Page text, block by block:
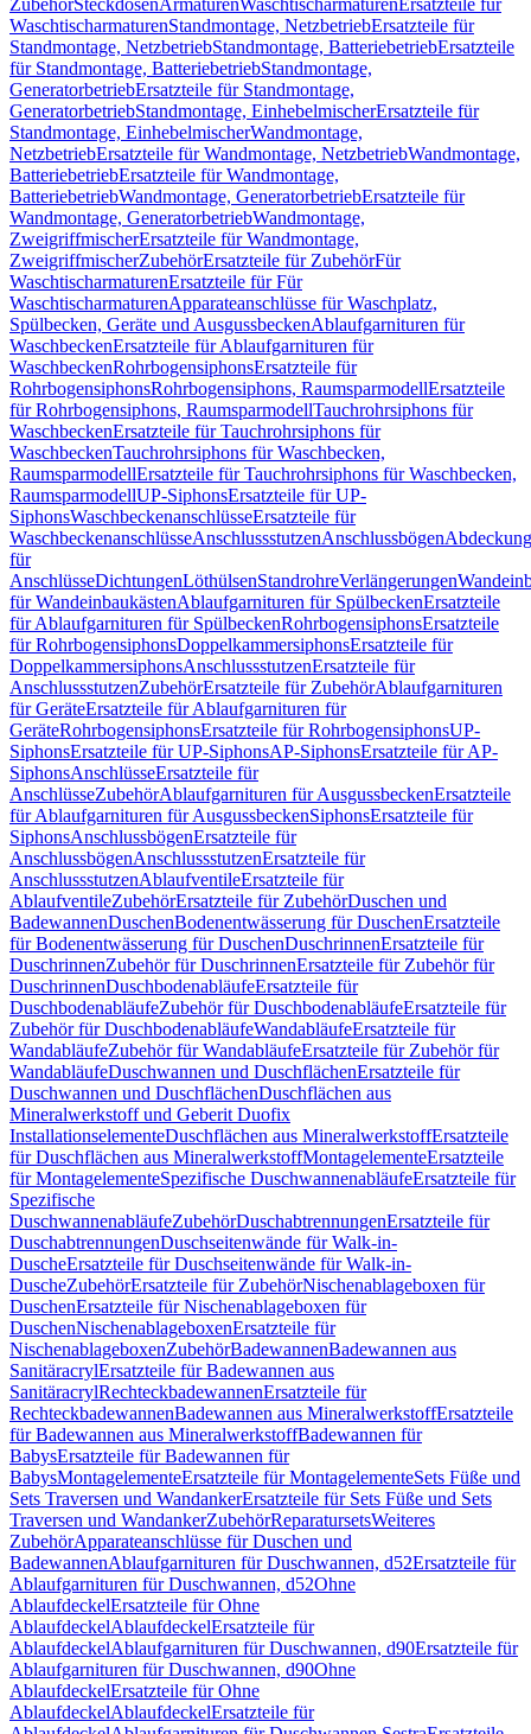
ZubehörSteckdosenArmaturenWaschtischarmaturen Ersatzteile für
WaschtischarmaturenStandmontage, NetzbetriebErsatzteile für
Standmontage, NetzbetriebStandmontage, BatteriebetriebErsatzteile
für Standmontage, BatteriebetriebStandmontage,
GeneratorbetriebErsatzteile für Standmontage,
GeneratorbetriebStandmontage, EinhebelmischerErsatzteile für
Standmontage, EinhebelmischerWandmontage,
NetzbetriebErsatzteile für Wandmontage, NetzbetriebWandmontage,
BatteriebetriebErsatzteile für Wandmontage,
BatteriebetriebWandmontage, GeneratorbetriebErsatzteile für
Wandmontage, GeneratorbetriebWandmontage,
ZweigriffmischerErsatzteile für Wandmontage,
ZweigriffmischerZubehörErsatzteile für ZubehörFür
WaschtischarmaturenErsatzteile für Für
WaschtischarmaturenApparateanschlüsse für Waschplatz,
Spülbecken, Geräte und AusgussbeckenAblaufgarnituren für
WaschbeckenErsatzteile für Ablaufgarnituren für
WaschbeckenRohrbogensiphonsErsatzteile für
RohrbogensiphonsRohrbogensiphons, RaumsparmodellErsatzteile
für Rohrbogensiphons, RaumsparmodellTauchrohrsiphons für
WaschbeckenErsatzteile für Tauchrohrsiphons für
WaschbeckenTauchrohrsiphons für Waschbecken,
RaumsparmodellErsatzteile für Tauchrohrsiphons für Waschbecken,
RaumsparmodellUP-SiphonsErsatzteile für UP-
SiphonsWaschbeckenanschlüsseErsatzteile für
WaschbeckenanschlüsseAnschlussstutzenAnschlussbögen
für
AnschlüsseDichtungenLöthülsenStandrohreVerlängerungen
für WandeinbaukästenAblaufgarnituren für SpülbeckenErsatzteile
für Ablaufgarnituren für SpülbeckenRohrbogensiphonsErsatzteile
für RohrbogensiphonsDoppelkammersiphonsErsatzteile für
DoppelkammersiphonsAnschlussstutzenErsatzteile für
AnschlussstutzenZubehörErsatzteile für ZubehörAblaufgarnituren
für GeräteErsatzteile für Ablaufgarnituren für
GeräteRohrbogensiphonsErsatzteile für RohrbogensiphonsUP-
SiphonsErsatzteile für UP-SiphonsAP-SiphonsErsatzteile für AP-
SiphonsAnschlüsseErsatzteile für
AnschlüsseZubehörAblaufgarnituren für AusgussbeckenErsatzteile
für Ablaufgarnituren für AusgussbeckenSiphonsErsatzteile für
SiphonsAnschlussbögenErsatzteile für
AnschlussbögenAnschlussstutzenErsatzteile für
AnschlussstutzenAblaufventileErsatzteile für
AblaufventileZubehörErsatzteile für ZubehörDuschen und
BadewannenDuschenBodenentwässerung für DuschenErsatzteile
für Bodenentwässerung für DuschenDuschrinnenErsatzteile für
DuschrinnenZubehör für DuschrinnenErsatzteile für Zubehör für
DuschrinnenDuschbodenabläufeErsatzteile für
DuschbodenabläufeZubehör für DuschbodenabläufeErsatzteile für
Zubehör für DuschbodenabläufeWandabläufeErsatzteile für
WandabläufeZubehör für WandabläufeErsatzteile für Zubehör für
WandabläufeDuschwannen und DuschflächenErsatzteile für
Duschwannen und DuschflächenDuschflächen aus
Mineralwerkstoff und Geberit Duofix
InstallationselementeDuschflächen aus MineralwerkstoffErsatzteile
für Duschflächen aus MineralwerkstoffMontagelementeErsatzteile
für MontagelementeSpezifische DuschwannenabläufeErsatzteile für
Spezifische
DuschwannenabläufeZubehörDuschabtrennungenErsatzteile für
DuschabtrennungenDuschseitenwände für Walk-in-
DuscheErsatzteile für Duschseitenwände für Walk-in-
DuscheZubehörErsatzteile für ZubehörNischenablageboxen für
DuschenErsatzteile für Nischenablageboxen für
DuschenNischenablageboxenErsatzteile für
NischenablageboxenZubehörBadewannenBadewannen aus
SanitäracrylErsatzteile für Badewannen aus
SanitäracrylRechteckbadewannenErsatzteile für
RechteckbadewannenBadewannen aus MineralwerkstoffErsatzteile
für Badewannen aus MineralwerkstoffBadewannen für
BabysErsatzteile für Badewannen für
BabysMontagelementeErsatzteile für MontagelementeSets Füße und
Sets Traversen und WandankerErsatzteile für Sets Füße und Sets
Traversen und WandankerZubehörReparatursetsWeiteres
ZubehörApparateanschlüsse für Duschen und
BadewannenAblaufgarnituren für Duschwannen, d52Ersatzteile für
Ablaufgarnituren für Duschwannen, d52Ohne
AblaufdeckelErsatzteile für Ohne
AblaufdeckelAblaufdeckelErsatzteile für
AblaufdeckelAblaufgarnituren für Duschwannen, d90Ersatzteile für
Ablaufgarnituren für Duschwannen, d90Ohne
AblaufdeckelErsatzteile für Ohne
AblaufdeckelAblaufdeckelErsatzteile für